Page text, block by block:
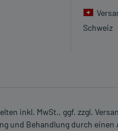
Schweiz
inkl. MwSt., ggf. zzgl.
und Behandlung durch